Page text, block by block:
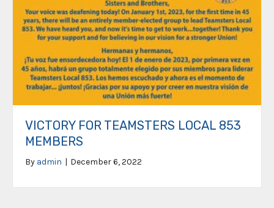
VICTORY FOR TEAMSTERS LOCAL 853
MEMBERS
By admin | December 6, 2022